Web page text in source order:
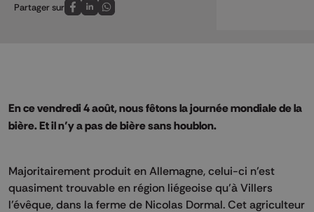
Partager sur
Partagez sur FaceBook
Partagez sur LinkedIn
Partagez sur Whatsapp
En ce vendredi 4 août, nous fêtons la journée mondiale de la
bière. Et il n’y a pas de bière sans houblon.
Majoritairement produit en Allemagne, celui-ci n’est
quasiment trouvable en région liégeoise qu’à Villers
l’évêque, dans la ferme de Nicolas Dormal. Cet agriculteur